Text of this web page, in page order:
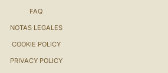
FAQ
NOTAS LEGALES
COOKIE POLICY
PRIVACY POLICY